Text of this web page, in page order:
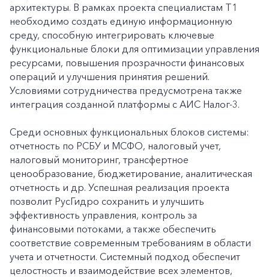
архитектуры. В рамках проекта специалистам Т1
необходимо создать единую информационную
среду, способную интегрировать ключевые
функциональные блоки для оптимизации управления
ресурсами, повышения прозрачности финансовых
операций и улучшения принятия решений.
Условиями сотрудничества предусмотрена также
интеграция созданной платформы с АИС Налог-3.
Среди основных функциональных блоков системы:
отчетность по РСБУ и МСФО, налоговый учет,
налоговый мониторинг, трансфертное
ценообразование, бюджетирование, аналитическая
отчетность и др. Успешная реализация проекта
позволит РусГидро сохранить и улучшить
эффективность управления, контроль за
финансовыми потоками, а также обеспечить
соответствие современным требованиям в области
учета и отчетности. Системный подход обеспечит
целостность и взаимодействие всех элементов,